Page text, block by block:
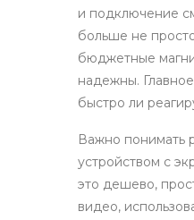
и подключение
больше не
бюджетные
надежны.
быстро ли
Важно понимать
устройством с
это дешево,
видео,